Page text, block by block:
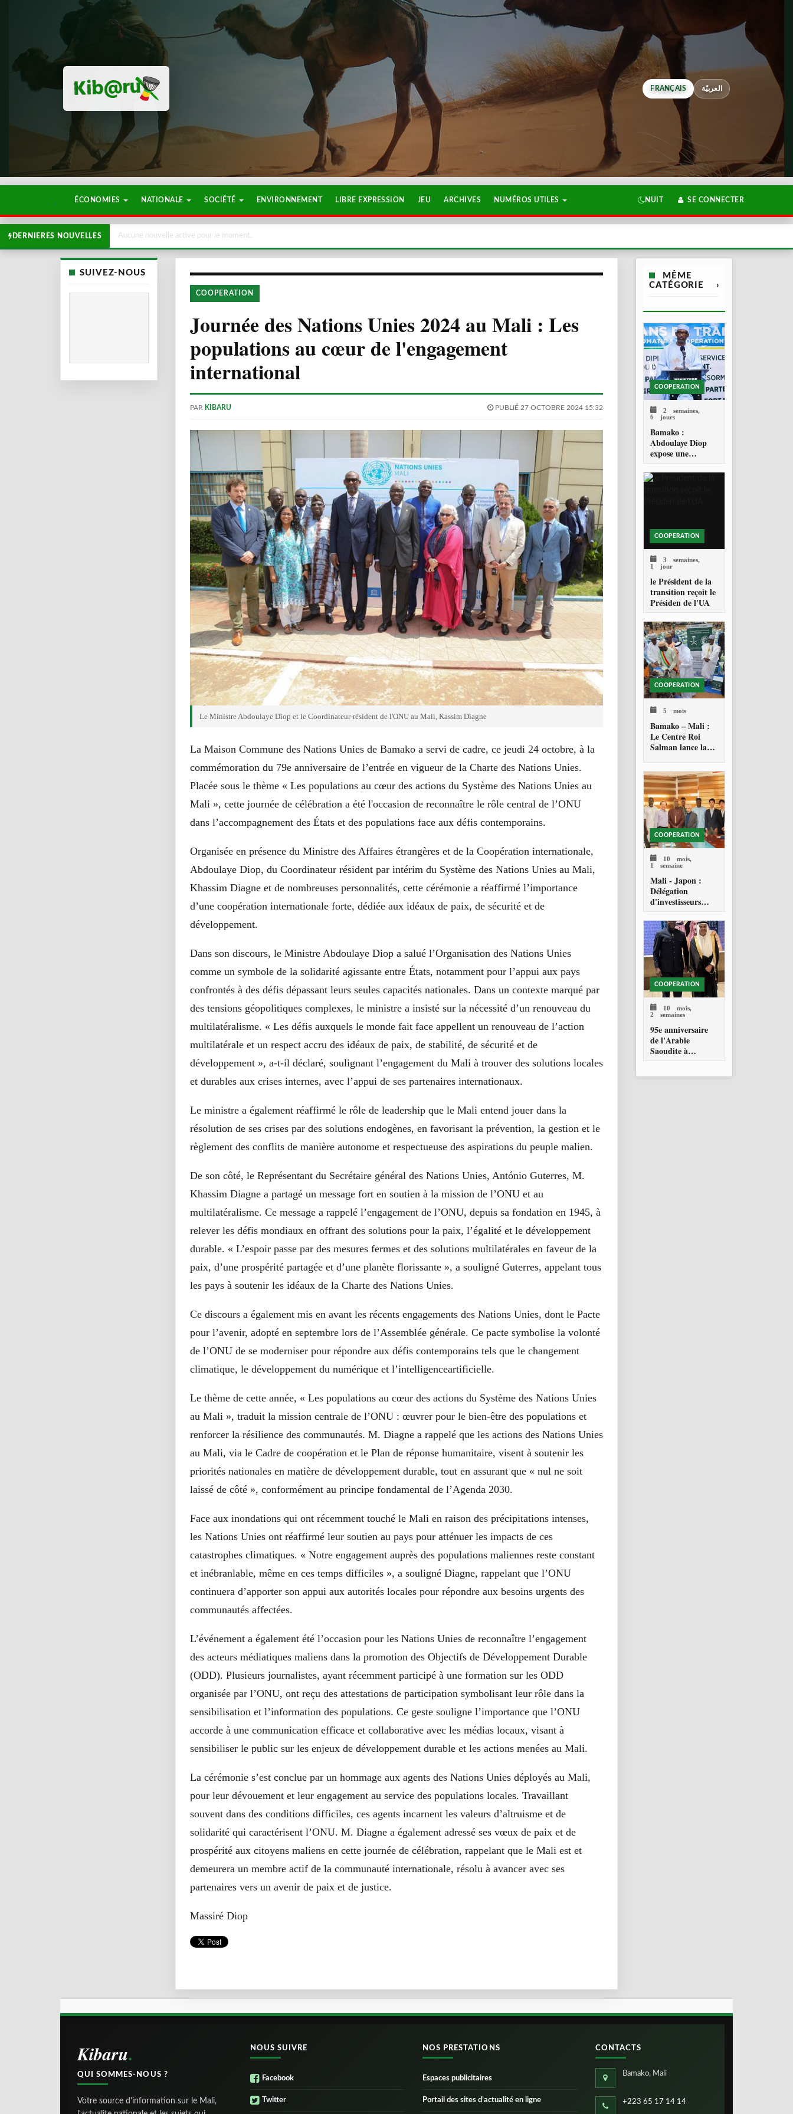
FRANÇAIS العربيّة
ÉCONOMIES NATIONALE SOCIÉTÉ ENVIRONNEMENT LIBRE EXPRESSION JEU ARCHIVES NUMÉROS UTILES NUIT SE CONNECTER
DERNIERES NOUVELLES Aucune nouvelle active pour le moment.
SUIVEZ-NOUS
COOPERATION
Journée des Nations Unies 2024 au Mali : Les
populations au cœur de l'engagement
international
PAR KIBARU PUBLIÉ 27 OCTOBRE 2024 15:32
Le Ministre Abdoulaye Diop et le Coordinateur-résident de l'ONU au Mali, Kassim Diagne
La Maison Commune des Nations Unies de Bamako a servi de cadre, ce jeudi 24 octobre, à la
commémoration du 79e anniversaire de l’entrée en vigueur de la Charte des Nations Unies.
Placée sous le thème « Les populations au cœur des actions du Système des Nations Unies au
Mali », cette journée de célébration a été l'occasion de reconnaître le rôle central de l’ONU
dans l’accompagnement des États et des populations face aux défis contemporains.
Organisée en présence du Ministre des Affaires étrangères et de la Coopération internationale,
Abdoulaye Diop, du Coordinateur résident par intérim du Système des Nations Unies au Mali,
Khassim Diagne et de nombreuses personnalités, cette cérémonie a réaffirmé l’importance
d’une coopération internationale forte, dédiée aux idéaux de paix, de sécurité et de
développement.
Dans son discours, le Ministre Abdoulaye Diop a salué l’Organisation des Nations Unies
comme un symbole de la solidarité agissante entre États, notamment pour l’appui aux pays
confrontés à des défis dépassant leurs seules capacités nationales. Dans un contexte marqué par
des tensions géopolitiques complexes, le ministre a insisté sur la nécessité d’un renouveau du
multilatéralisme. « Les défis auxquels le monde fait face appellent un renouveau de l’action
multilatérale et un respect accru des idéaux de paix, de stabilité, de sécurité et de
développement », a-t-il déclaré, soulignant l’engagement du Mali à trouver des solutions locales
et durables aux crises internes, avec l’appui de ses partenaires internationaux.
Le ministre a également réaffirmé le rôle de leadership que le Mali entend jouer dans la
résolution de ses crises par des solutions endogènes, en favorisant la prévention, la gestion et le
règlement des conflits de manière autonome et respectueuse des aspirations du peuple malien.
De son côté, le Représentant du Secrétaire général des Nations Unies, António Guterres, M.
Khassim Diagne a partagé un message fort en soutien à la mission de l’ONU et au
multilatéralisme. Ce message a rappelé l’engagement de l’ONU, depuis sa fondation en 1945, à
relever les défis mondiaux en offrant des solutions pour la paix, l’égalité et le développement
durable. « L’espoir passe par des mesures fermes et des solutions multilatérales en faveur de la
paix, d’une prospérité partagée et d’une planète florissante », a souligné Guterres, appelant tous
les pays à soutenir les idéaux de la Charte des Nations Unies.
Ce discours a également mis en avant les récents engagements des Nations Unies, dont le Pacte
pour l’avenir, adopté en septembre lors de l’Assemblée générale. Ce pacte symbolise la volonté
de l’ONU de se moderniser pour répondre aux défis contemporains tels que le changement
climatique, le développement du numérique et l’intelligenceartificielle.
Le thème de cette année, « Les populations au cœur des actions du Système des Nations Unies
au Mali », traduit la mission centrale de l’ONU : œuvrer pour le bien-être des populations et
renforcer la résilience des communautés. M. Diagne a rappelé que les actions des Nations Unies
au Mali, via le Cadre de coopération et le Plan de réponse humanitaire, visent à soutenir les
priorités nationales en matière de développement durable, tout en assurant que « nul ne soit
laissé de côté », conformément au principe fondamental de l’Agenda 2030.
Face aux inondations qui ont récemment touché le Mali en raison des précipitations intenses,
les Nations Unies ont réaffirmé leur soutien au pays pour atténuer les impacts de ces
catastrophes climatiques. « Notre engagement auprès des populations maliennes reste constant
et inébranlable, même en ces temps difficiles », a souligné Diagne, rappelant que l’ONU
continuera d’apporter son appui aux autorités locales pour répondre aux besoins urgents des
communautés affectées.
L’événement a également été l’occasion pour les Nations Unies de reconnaître l’engagement
des acteurs médiatiques maliens dans la promotion des Objectifs de Développement Durable
(ODD). Plusieurs journalistes, ayant récemment participé à une formation sur les ODD
organisée par l’ONU, ont reçu des attestations de participation symbolisant leur rôle dans la
sensibilisation et l’information des populations. Ce geste souligne l’importance que l’ONU
accorde à une communication efficace et collaborative avec les médias locaux, visant à
sensibiliser le public sur les enjeux de développement durable et les actions menées au Mali.
La cérémonie s’est conclue par un hommage aux agents des Nations Unies déployés au Mali,
pour leur dévouement et leur engagement au service des populations locales. Travaillant
souvent dans des conditions difficiles, ces agents incarnent les valeurs d’altruisme et de
solidarité qui caractérisent l’ONU. M. Diagne a également adressé ses vœux de paix et de
prospérité aux citoyens maliens en cette journée de célébration, rappelant que le Mali est et
demeurera un membre actif de la communauté internationale, résolu à avancer avec ses
partenaires vers un avenir de paix et de justice.
Massiré Diop
MÊME
CATÉGORIE
›
COOPERATION
2 semaines,
6 jours
Bamako :
Abdoulaye Diop
expose une
diplomatie
malienne fondée
sur la souveraineté
COOPERATION
3 semaines,
1 jour
le Président de la
transition reçoit le
Présiden de l'UA
COOPERATION
5 mois
Bamako – Mali :
Le Centre Roi
Salman lance la
500 paniers
alimentaires
COOPERATION
10 mois,
1 semaine
Mali - Japon :
Délégation
d'investisseurs
japonais en quête
d'opportunités
COOPERATION
10 mois,
2 semaines
95e anniversaire
de l'Arabie
Saoudite à
Bamako : un pont
Kibaru
QUI SOMMES-NOUS ?
Votre source d'information sur le Mali,
NOUS SUIVRE
Facebook
Twitter
NOS PRESTATIONS
Espaces publicitaires
Portail des sites d’actualité en ligne
CONTACTS
Bamako, Mali
+223 65 17 14 14